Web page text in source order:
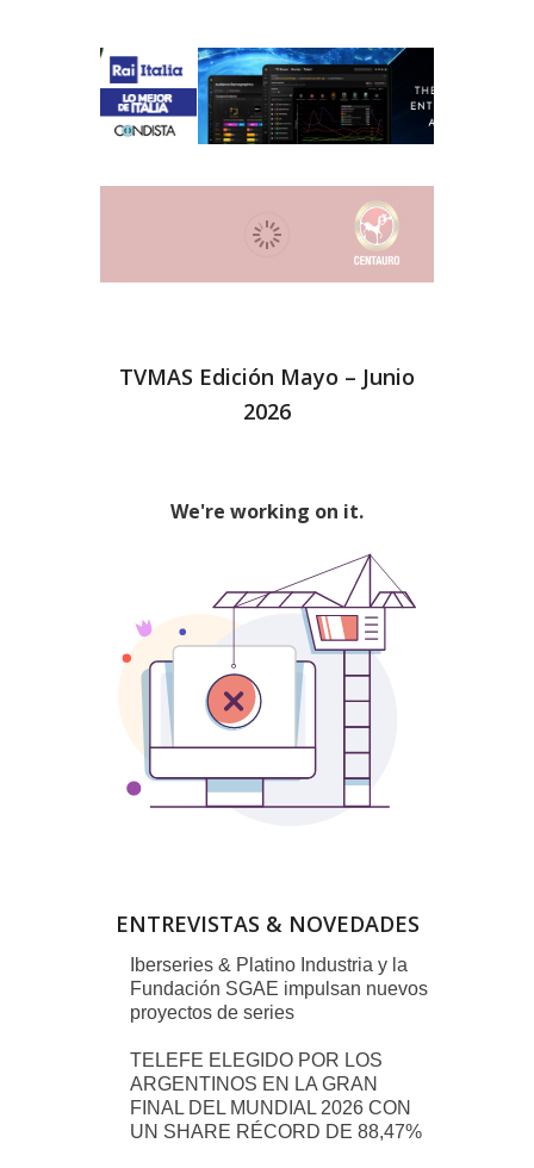
TVMAS Edición Mayo – Junio
2026
ENTREVISTAS & NOVEDADES
Iberseries & Platino Industria y la
Fundación SGAE impulsan nuevos
proyectos de series
TELEFE ELEGIDO POR LOS
ARGENTINOS EN LA GRAN
FINAL DEL MUNDIAL 2026 CON
UN SHARE RÉCORD DE 88,47%